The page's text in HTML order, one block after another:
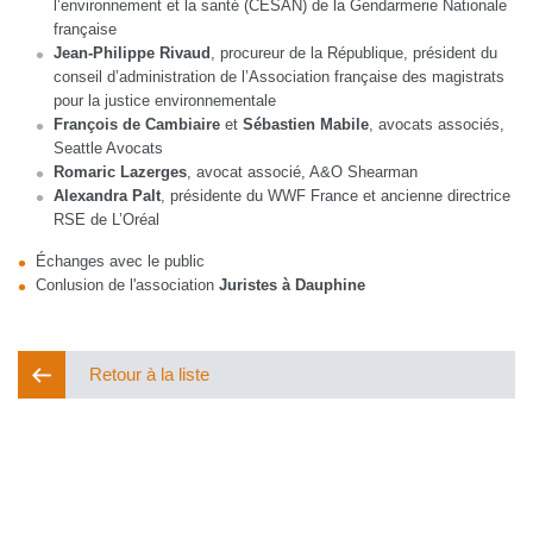
l’environnement et la santé (CESAN) de la Gendarmerie Nationale
française
Jean-Philippe Rivaud , procureur de la République, président du
conseil d’administration de l’Association française des magistrats
pour la justice environnementale
François de Cambiaire et Sébastien Mabile, avocats associés,
Seattle Avocats
Romaric Lazerges, avocat associé, A&O Shearman
Alexandra Palt, présidente du WWF France et ancienne directrice
RSE de L’Oréal
Échanges avec le public
Conlusion de l'association Juristes à Dauphine
Retour à la liste